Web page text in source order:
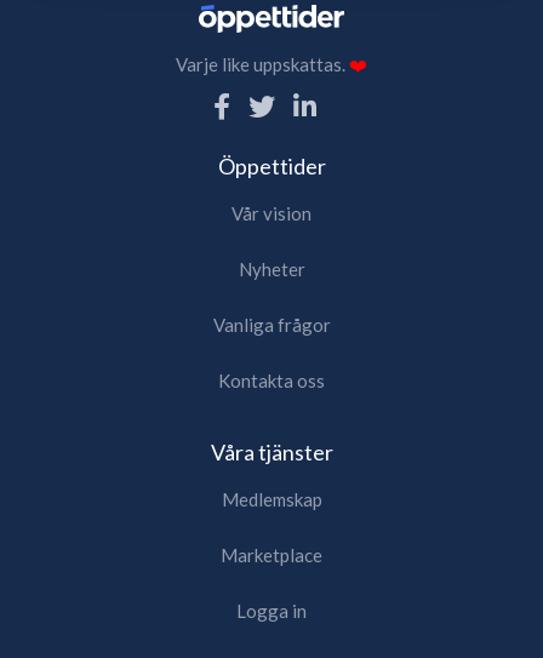
Varje like uppskattas.❤️
Öppettider
Vår vision
Nyheter
Vanliga frågor
Kontakta oss
Våra tjänster
Medlemskap
Marketplace
Logga in